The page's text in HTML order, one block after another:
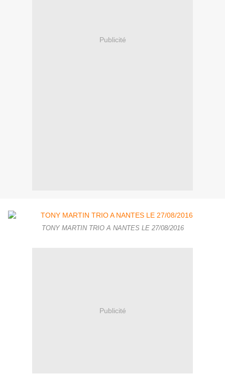
Publicité
TONY MARTIN TRIO A NANTES LE 27/08/2016
Publicité